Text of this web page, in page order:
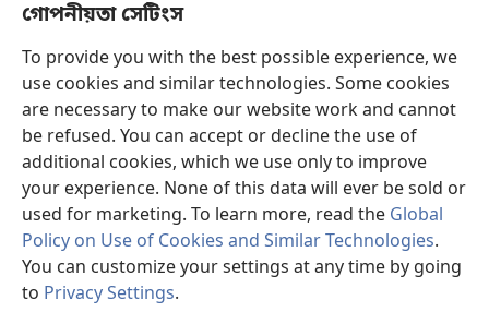
গোপনীয়তা সেটিংস
To provide you with the best possible experience, we
use cookies and similar technologies. Some cookies
are necessary to make our website work and cannot
be refused. You can accept or decline the use of
additional cookies, which we use only to improve
your experience. None of this data will ever be sold or
used for marketing. To learn more, read the Global
Policy on Use of Cookies and Similar Technologies.
You can customize your settings at any time by going
to Privacy Settings.
দান
(opens
window)
ওয়াচটাওয়ার অনলাইন লাইব্রেরি
(opens
new
®
(opens
new
window)JW লাইব্রেরি অ্যাপ
Copyright© 2026 Watch Tower Bible and Tract Society of Pennsylvania.
ব্যবহারের শর্ত|